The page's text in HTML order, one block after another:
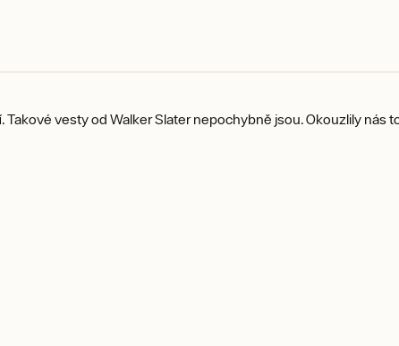
vesty od Walker Slater nepochybně jsou. Okouzlily